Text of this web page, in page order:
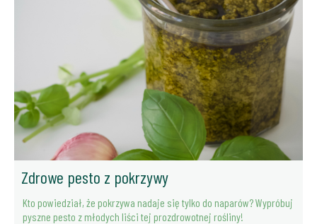
Zdrowe pesto z pokrzywy
Kto powiedział, że pokrzywa nadaje się tylko do naparów? Wypróbuj
pyszne pesto z młodych liści tej prozdrowotnej rośliny!